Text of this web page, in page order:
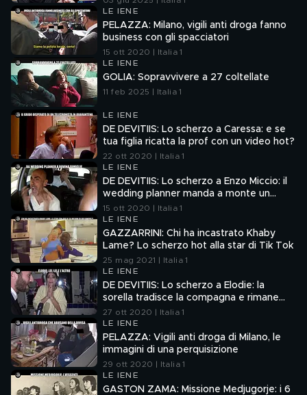
LE IENE
PELAZZA: Milano, vigili anti droga fanno
business con gli spacciatori
15 ott 2020 | Italia 1
LE IENE
GOLIA: Sopravvivere a 27 coltellate
11 feb 2025 | Italia 1
LE IENE
DE DEVITIIS: Lo scherzo a Caressa: e se
tua figlia ricatta la prof con un video hot?
22 ott 2020 | Italia 1
LE IENE
DE DEVITIIS: Lo scherzo a Enzo Miccio: il
wedding planner manda a monte un
matrimonio!
15 ott 2020 | Italia 1
LE IENE
GAZZARRINI: Chi ha incastrato Khaby
Lame? Lo scherzo hot alla star di Tik Tok
25 mag 2021 | Italia 1
LE IENE
DE DEVITIIS: Lo scherzo a Elodie: la
sorella tradisce la compagna e rimane
incinta
27 ott 2020 | Italia 1
LE IENE
PELAZZA: Vigili anti droga di Milano, le
immagini di una perquisizione
29 ott 2020 | Italia 1
LE IENE
GASTON ZAMA: Missione Medjugorje: i 6